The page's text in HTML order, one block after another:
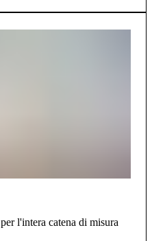
l'intera catena di misura